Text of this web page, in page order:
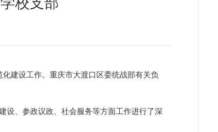
建设工作。重庆市大渡口区委统战部有关负
设、参政议政、社会服务等方面工作进行了深